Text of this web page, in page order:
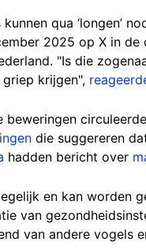
qua ‘longen’
2025 op X in de
"Is die
krijgen",
beweringen
die suggereren
hadden bericht over
en kan worden
van
van andere vogels